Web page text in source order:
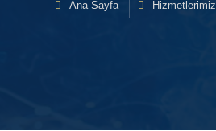
Ana Sayfa Hizmetlerimiz